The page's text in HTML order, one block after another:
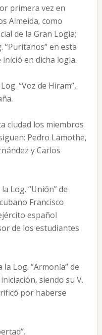
primera vez en
Almeida, como
de la Gran Logia;
“Puritanos” en esta
en dicha logia.
“Voz de Hiram”,
ciudad los miembros
Pedro Lamothe,
y Carlos
Log. “Unión” de
Francisco
español
de los estudiantes
Log. “Armonía” de
siendo su V.
por haberse